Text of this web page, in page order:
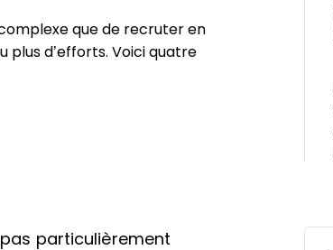
que de recruter en
d’efforts. Voici quatre
particulièrement